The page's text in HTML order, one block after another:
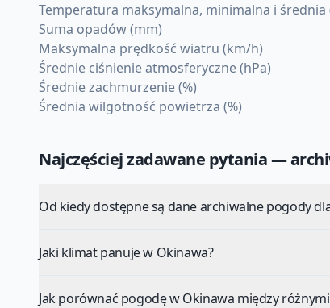
Temperatura maksymalna, minimalna i średnia
Suma opadów (mm)
Maksymalna prędkość wiatru (km/h)
Średnie ciśnienie atmosferyczne (hPa)
Średnie zachmurzenie (%)
Średnia wilgotność powietrza (%)
Najczęściej zadawane pytania —
Od kiedy dostępne są dane archiwalne pogody
Jaki klimat panuje w Okinawa?
Jak porównać pogodę w Okinawa między